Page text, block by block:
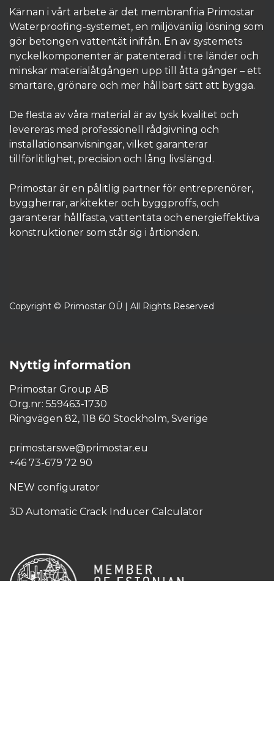
Kärnan i vårt arbete är det membranfria Primostar
Waterproofing-systemet, en miljövänlig lösning som
gör betongen vattentät inifrån. En av systemets
nyckelkomponenter är patenterad i tre länder och
minskar materialåtgången upp till åtta gånger – ett
smartare, grönare och mer hållbart sätt att bygga.
De flesta av våra material är av tysk kvalitet och
levereras med professionell rådgivning och
installationsanvisningar, vilket garanterar
tillförlitlighet, precision och lång livslängd.
Primostar är en pålitlig partner för entreprenörer,
byggherrar, arkitekter och byggproffs, och
garanterar hållfasta, vattentäta och energieffektiva
konstruktioner som står sig i årtionden.​
Copyright © Primostar OÜ | All Rights Reserved
Nyttig information
Primostar Group AB
Org.nr: 559463-1730
Ringvägen 82, 118 60 Stockholm, Sverige
primostarswe@primostar.eu​
+46 73-679 72 90
NEW configurator
3D Automatic Crack Inducer Calculator